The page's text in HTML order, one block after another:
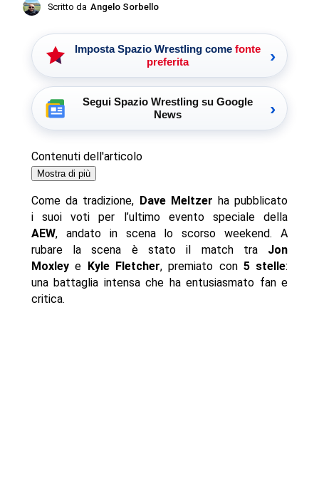
Scritto da Angelo Sorbello
Imposta Spazio Wrestling come fonte
preferita
›
Segui Spazio Wrestling su Google
News
›
Contenuti dell'articolo
Mostra di più
Come da tradizione, Dave Meltzer ha pubblicato
i suoi voti per l’ultimo evento speciale della
AEW, andato in scena lo scorso weekend. A
rubare la scena è stato il match tra Jon
Moxleye Kyle Fletcher, premiato con 5 stelle:
una battaglia intensa che ha entusiasmato fan e
critica.